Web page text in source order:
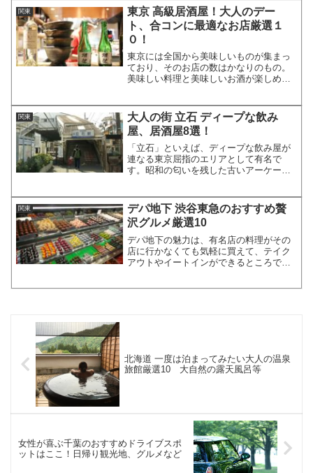
ットにも最適な、ヘルシーで魅力いっぱ
いの料理がいただけます！...
関東
東京 高級居酒屋！大人のデー
ト、合コンに最適なお店厳選１
０！
東京には全国から美味しいものが集まっ
ており、そのお店の数はかなりのもの。
美味しい料理と美味しいお酒が楽しめる
をご紹介したいと思います。これらを知
って、デートや合コンなどの...
関東
大人の街 立石 ディープな飲み
屋、居酒屋8選！
「立石」といえば、ディープな飲み屋が
連なる東京屈指のエリアとして有名で
す。昭和の匂いを残した古いアーケード
屋をその「少々敷居が高い」ともいわれ
るローカルルールを含めてご紹...
関東
デパ地下 渋谷東急のおすすめ贅
沢グルメ厳選10
デパ地下の魅力は、有名店の料理がその
店に行かなくても気軽に買えて、テイク
アウトやイートインができるところで
北海道 一度は泊まってみたい大人の温泉
旅館厳選10 大自然の露天風呂等
女性が喜ぶ千葉のおすすめドライブスポ
ットはここ！日帰り観光地、グルメなど